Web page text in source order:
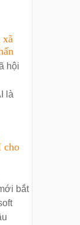
hội
là
cho
bắt